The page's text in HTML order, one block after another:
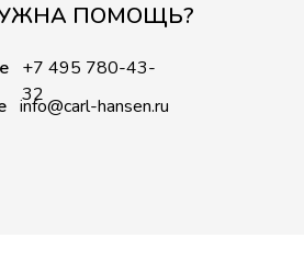
ПОМОЩЬ?
+7 495 780-43-
32
info@carl-hansen.ru